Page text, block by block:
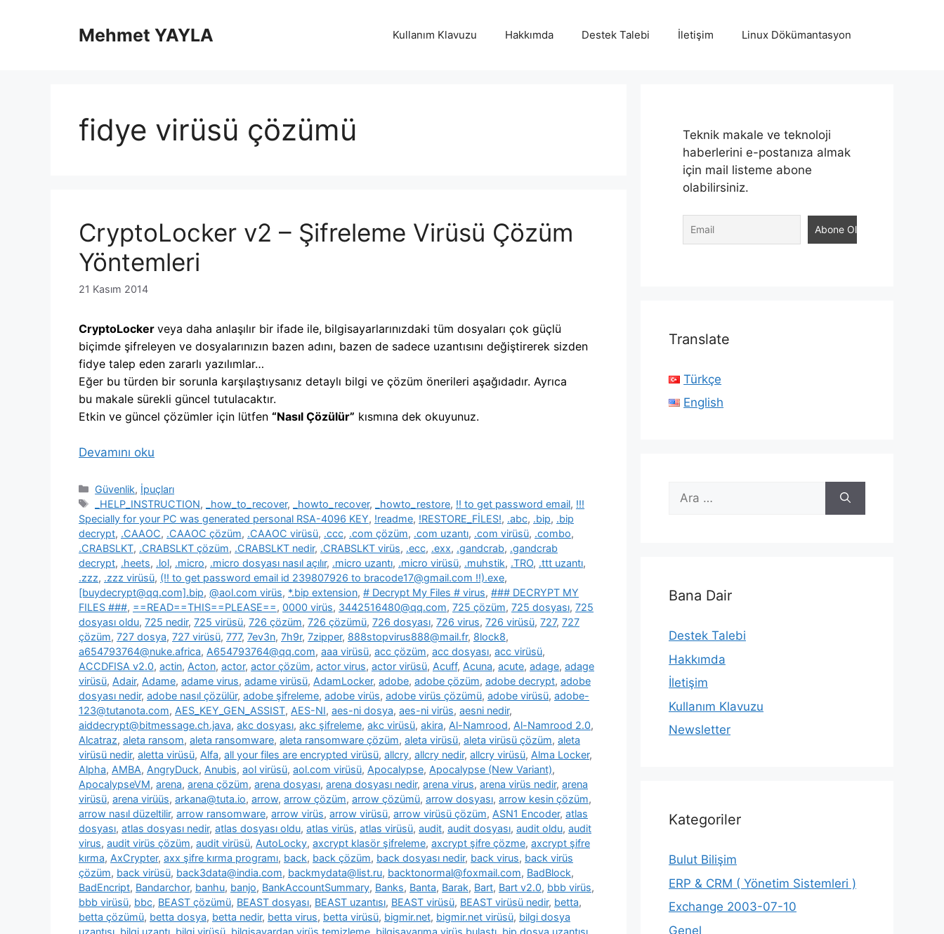
Mehmet YAYLA Kullanım Klavuzu Hakkımda Destek Talebi İletişim Linux Dökümantasyon
fidye virüsü çözümü
CryptoLocker v2 – Şifreleme Virüsü Çözüm
Yöntemleri
21 Kasım 2014
CryptoLocker veya daha anlaşılır bir ifade ile, bilgisayarlarınızdaki tüm dosyaları çok güçlü
biçimde şifreleyen ve dosyalarınızın bazen adını, bazen de sadece uzantısını değiştirerek sizden
fidye talep eden zararlı yazılımlar…
Eğer bu türden bir sorunla karşılaştıysanız detaylı bilgi ve çözüm önerileri aşağıdadır. Ayrıca
bu makale sürekli güncel tutulacaktır.
Etkin ve güncel çözümler için lütfen “Nasıl Çözülür” kısmına dek okuyunuz.
Devamını oku
Kategoriler
Güvenlik, İpuçları
Etiketler
_HELP_INSTRUCTION, _how_to_recover, _howto_recover, _howto_restore, !! to get password email, !!!
Specially for your PC was generated personal RSA-4096 KEY, !readme, !RESTORE_FİLES!, .abc, .bip, .bip
decrypt, .CAAOC, .CAAOC çözüm, .CAAOC virüsü, .ccc, .com çözüm, .com uzantı, .com virüsü, .combo,
.CRABSLKT, .CRABSLKT çözüm, .CRABSLKT nedir, .CRABSLKT virüs, .ecc, .exx, .gandcrab, .gandcrab
decrypt, .heets, .lol, .micro, .micro dosyası nasıl açılır, .micro uzantı, .micro virüsü, .muhstik, .TRO, .ttt uzantı,
.zzz, .zzz virüsü, (!! to get password email id 239807926 to bracode17@gmail.com !!).exe,
[buydecrypt@qq.com].bip, @aol.com virüs, *.bip extension, # Decrypt My Files # virus, ### DECRYPT MY
FILES ###, ==READ==THIS==PLEASE==, 0000 virüs, 3442516480@qq.com, 725 çözüm, 725 dosyası, 725
dosyası oldu, 725 nedir, 725 virüsü, 726 çözüm, 726 çözümü, 726 dosyası, 726 virus, 726 virüsü, 727, 727
çözüm, 727 dosya, 727 virüsü, 777, 7ev3n, 7h9r, 7zipper, 888stopvirus888@mail.fr, 8lock8,
a654793764@nuke.africa, A654793764@qq.com, aaa virüsü, acc çözüm, acc dosyası, acc virüsü,
ACCDFISA v2.0, actin, Acton, actor, actor çözüm, actor virus, actor virüsü, Acuff, Acuna, acute, adage, adage
virüsü, Adair, Adame, adame virus, adame virüsü, AdamLocker, adobe, adobe çözüm, adobe decrypt, adobe
dosyası nedir, adobe nasıl çözülür, adobe şifreleme, adobe virüs, adobe virüs çözümü, adobe virüsü, adobe-
123@tutanota.com, AES_KEY_GEN_ASSIST, AES-NI, aes-ni dosya, aes-ni virüs, aesni nedir,
aiddecrypt@bitmessage.ch.java, akc dosyası, akc şifreleme, akc virüsü, akira, Al-Namrood, Al-Namrood 2.0,
Alcatraz, aleta ransom, aleta ransomware, aleta ransomware çözüm, aleta virüsü, aleta virüsü çözüm, aleta
virüsü nedir, aletta virüsü, Alfa, all your files are encrypted virüsü, allcry, allcry nedir, allcry virüsü, Alma Locker,
Alpha, AMBA, AngryDuck, Anubis, aol virüsü, aol.com virüsü, Apocalypse, Apocalypse (New Variant),
ApocalypseVM, arena, arena çözüm, arena dosyası, arena dosyası nedir, arena virus, arena virüs nedir, arena
virüsü, arena virüüs, arkana@tuta.io, arrow, arrow çözüm, arrow çözümü, arrow dosyası, arrow kesin çözüm,
arrow nasıl düzeltilir, arrow ransomware, arrow virüs, arrow virüsü, arrow virüsü çözüm, ASN1 Encoder, atlas
dosyası, atlas dosyası nedir, atlas dosyası oldu, atlas virüs, atlas virüsü, audit, audit dosyası, audit oldu, audit
virus, audit virüs çözüm, audit virüsü, AutoLocky, axcrypt klasör şifreleme, axcrypt şifre çözme, axcrypt şifre
kırma, AxCrypter, axx şifre kırma programı, back, back çözüm, back dosyası nedir, back virus, back virüs
çözüm, back virüsü, back3data@india.com, backmydata@list.ru, backtonormal@foxmail.com, BadBlock,
BadEncript, Bandarchor, banhu, banjo, BankAccountSummary, Banks, Banta, Barak, Bart, Bart v2.0, bbb virüs,
bbb virüsü, bbc, BEAST çözümü, BEAST dosyası, BEAST uzantısı, BEAST virüsü, BEAST virüsü nedir, betta,
betta çözümü, betta dosya, betta nedir, betta virus, betta virüsü, bigmir.net, bigmir.net virüsü, bilgi dosya
uzantısı, bilgi uzantı, bilgi virüsü, bilgisayardan virüs temizleme, bilgisayarıma virüs bulaştı, bip dosya uzantısı,
Teknik makale ve teknoloji
haberlerini e-postanıza almak
için mail listeme abone
olabilirsiniz.
Translate
Türkçe
English
için
Bana Dair
Destek Talebi
Hakkımda
İletişim
Kullanım Klavuzu
Newsletter
Kategoriler
Bulut Bilişim
ERP & CRM ( Yönetim Sistemleri )
Exchange 2003-07-10
Genel